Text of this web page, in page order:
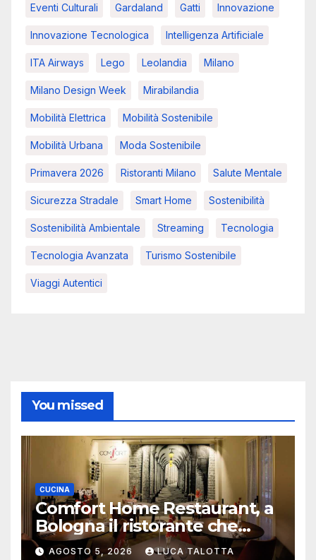
Eventi Culturali Gardaland Gatti Innovazione
Innovazione Tecnologica Intelligenza Artificiale
ITA Airways Lego Leolandia Milano
Milano Design Week Mirabilandia
Mobilità Elettrica Mobilità Sostenibile
Mobilità Urbana Moda Sostenibile
Primavera 2026 Ristoranti Milano Salute Mentale
Sicurezza Stradale Smart Home Sostenibilità
Sostenibilità Ambientale Streaming Tecnologia
Tecnologia Avanzata Turismo Sostenibile
Viaggi Autentici
You missed
CUCINA
Comfort Home Restaurant, a
Bologna il ristorante che
trasforma l’ospitalità in
AGOSTO 5, 2026 LUCA TALOTTA